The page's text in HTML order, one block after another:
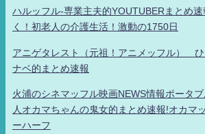
ハルッフル-専業主夫的YOUTUBERまとめ
く！初老人の介護生活！激動の1750日
アニゲタレスト（元祖！アニメッフル）
ナベ的まとめ速報
火浦のシネマッフル映画NEWS情報ポータ
人オカマちゃんの鬼女的まとめ速報!オカマ
ーハーフ